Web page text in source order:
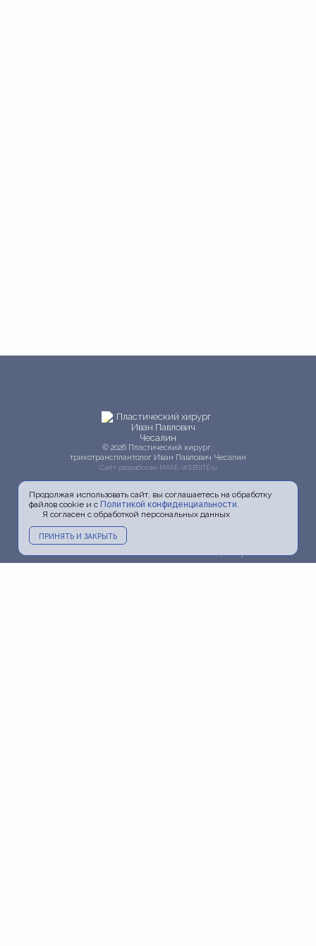
© 2026 Пластический хирург,
трихотрансплантолог Иван Павлович Чесалин
Сайт разработан MAKE-WEBSITE.ru
Услуги
Прайс
Продолжая использовать сайт, вы соглашаетесь на обработку
файлов cookie и с Политикой конфиденциальности
Я согласен с обработкой персональных данных
ПРИНЯТЬ И ЗАКРЫТЬ